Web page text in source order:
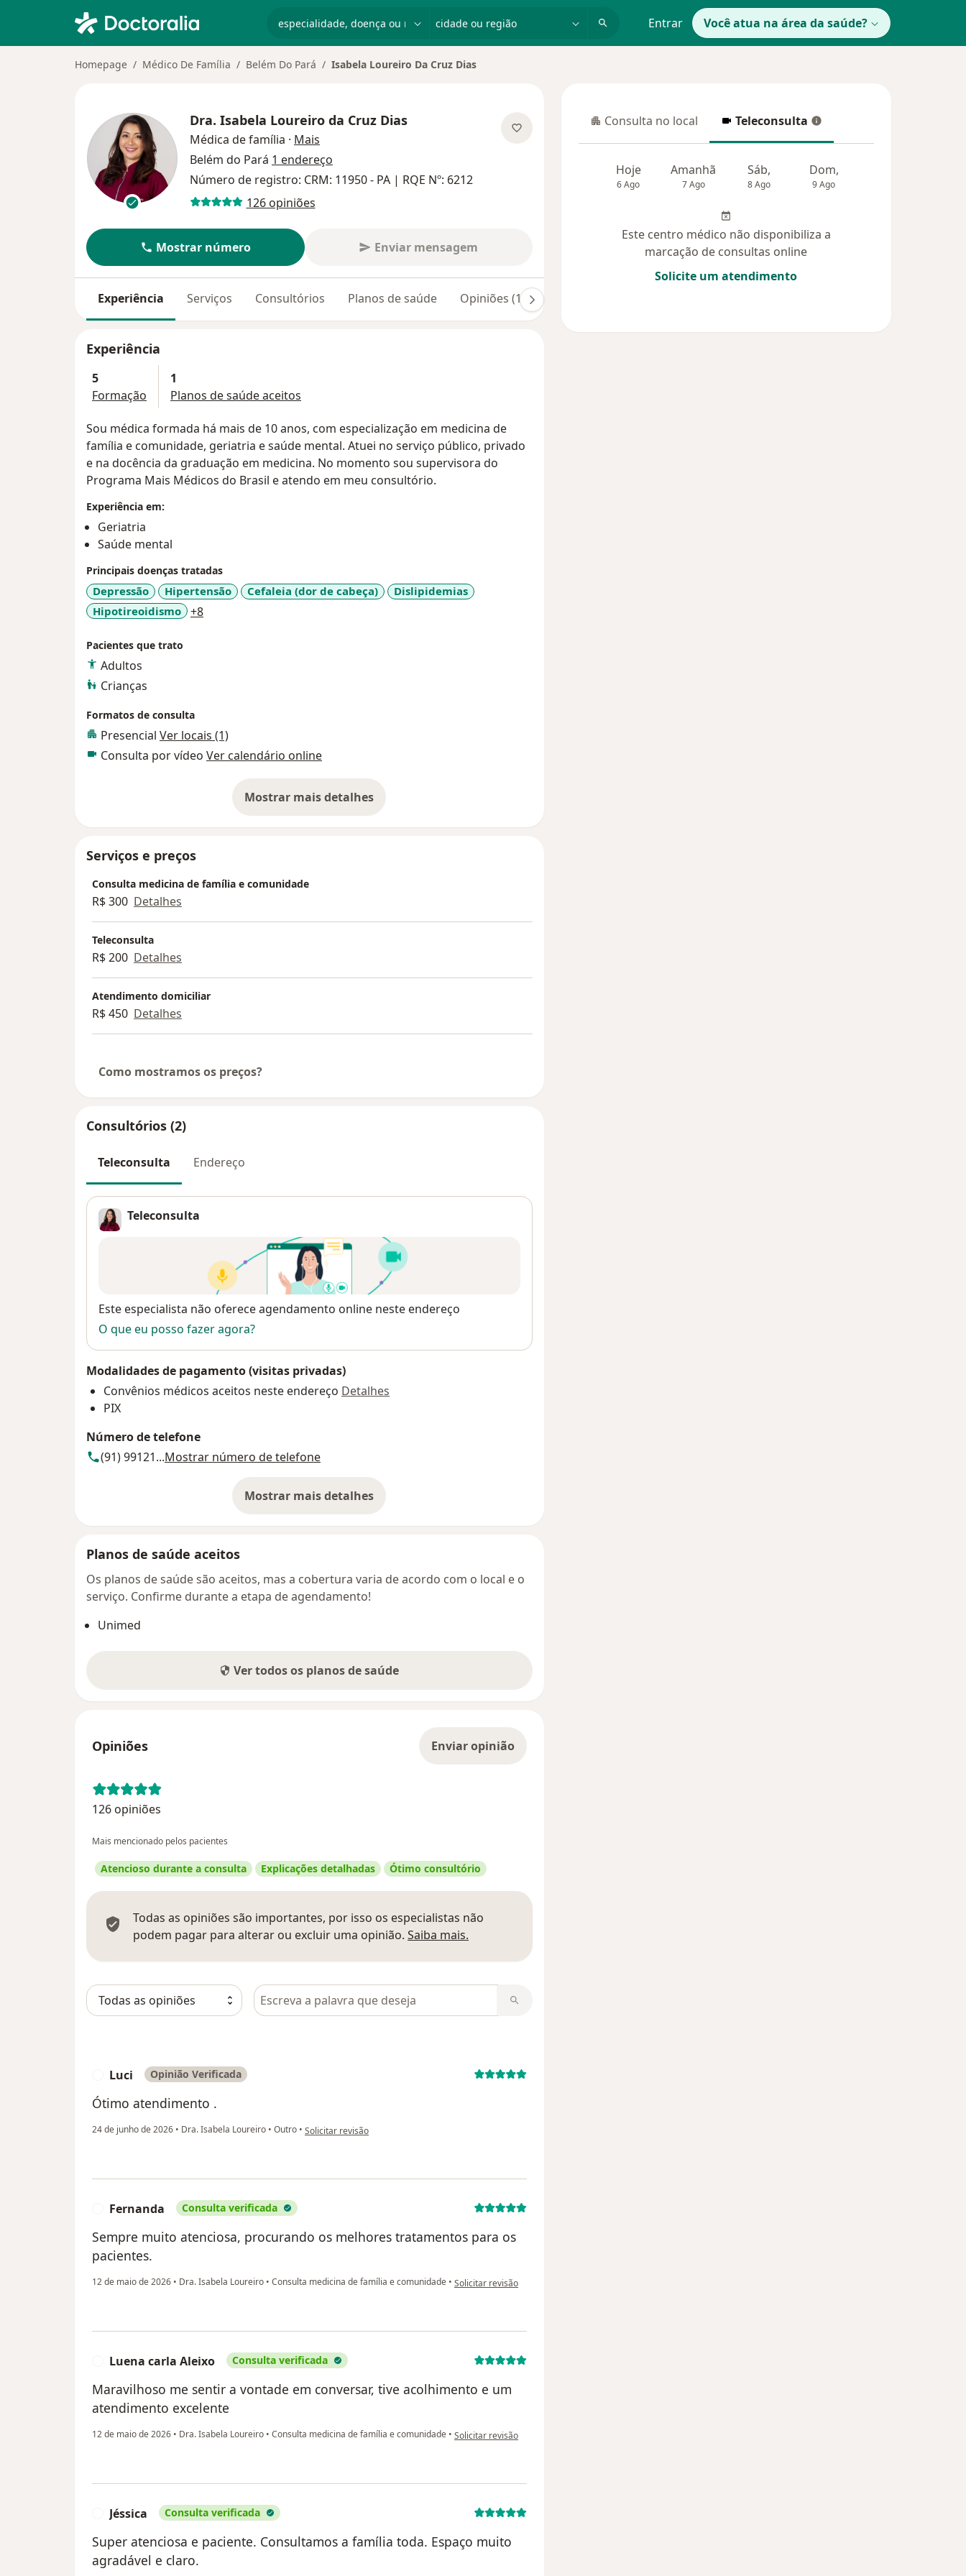
Entrar Você atua na área da saúde?
Homepage Médico De Família Belém Do Pará Isabela Loureiro Da Cruz Dias
Dra. Isabela Loureiro da Cruz Dias
Médica de família · Mais
Belém do Pará 1 endereço
Número de registro: CRM: 11950 - PA | RQE Nº: 6212
126 opiniões
Mostrar número Enviar mensagem
Experiência Serviços Consultórios Planos de saúde Opiniões (126)
Experiência
5
Formação
1
Planos de saúde aceitos
Sou médica formada há mais de 10 anos, com especialização em medicina de
família e comunidade, geriatria e saúde mental. Atuei no serviço público, privado
e na docência da graduação em medicina. No momento sou supervisora do
Programa Mais Médicos do Brasil e atendo em meu consultório.
Experiência em:
Geriatria
Saúde mental
Principais doenças tratadas
Depressão Hipertensão Cefaleia (dor de cabeça)
Dislipidemias
Hipotireoidismo
+8a11y_sr_more_diseases
Pacientes que trato
Adultos
Crianças
Formatos de consulta
Presencial Ver locais (1)
Consulta por vídeo Ver calendário online
Mostrar mais detalhes
sobre a experiência
Serviços e preços
Consulta medicina de família e comunidade
R$ 300 Detalhes
Teleconsulta
R$ 200 Detalhes
Atendimento domiciliar
R$ 450 Detalhes
Como mostramos os preços?
Consultórios (2)
Teleconsulta Endereço
Teleconsulta
Disponibilidade
Este especialista não oferece agendamento online neste endereço
O que eu posso fazer agora?
Modalidades de pagamento (visitas privadas)
Convênios médicos aceitos neste endereço Detalhes
PIX
Número de telefone
(91) 99121...Mostrar número de telefone
Mostrar mais detalhes
sobre o endereço
Planos de saúde aceitos
Os planos de saúde são aceitos, mas a cobertura varia de acordo com o local e o
serviço. Confirme durante a etapa de agendamento!
Unimed
Ver todos os planos de saúde
Opiniões Enviar opinião
126 opiniões
Mais mencionado pelos pacientes
Atencioso durante a consulta Explicações detalhadas Ótimo consultório
Todas as opiniões são importantes, por isso os especialistas não
podem pagar para alterar ou excluir uma opinião. Saiba mais.
Pesquisar em opiniões
Luci Opinião Verificada
Ótimo atendimento .
24 de junho de 2026 • Dra. Isabela Loureiro • Outro • na opinião do utilizador Luci
Solicitar revisão
Fernanda Consulta verificada
Sempre muito atenciosa, procurando os melhores tratamentos para os
pacientes.
12 de maio de 2026 • Dra. Isabela Loureiro • Consulta medicina de família e comunidade • na opinião do utilizador Fernanda
Solicitar revisão
Luena carla Aleixo Consulta verificada
Maravilhoso me sentir a vontade em conversar, tive acolhimento e um
atendimento excelente
12 de maio de 2026 • Dra. Isabela Loureiro • Consulta medicina de família e comunidade • na opinião do utilizador Luena carla Aleixo
Solicitar revisão
Jéssica Consulta verificada
Super atenciosa e paciente. Consultamos a família toda. Espaço muito
agradável e claro.
Consulta no local
Consulta no local Teleconsulta
Teleconsulta
Hoje
6 Ago
Amanhã
7 Ago
Sáb,
8 Ago
Dom,
9 Ago
Este centro médico não disponibiliza a
marcação de consultas online
Solicite um atendimento